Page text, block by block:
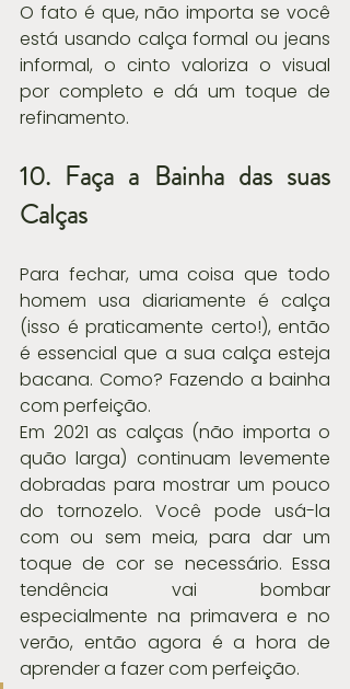
O fato é que, não importa se você
está usando calça formal ou jeans
informal, o cinto valoriza o visual
por completo e dá um toque de
refinamento.
10. Faça a Bainha das suas
Calças
Para fechar, uma coisa que todo
homem usa diariamente é calça
(isso é praticamente certo!), então
é essencial que a sua calça esteja
bacana. Como? Fazendo a bainha
com perfeição.
Em 2021 as calças (não importa o
quão larga) continuam levemente
dobradas para mostrar um pouco
do tornozelo. Você pode usá-la
com ou sem meia, para dar um
toque de cor se necessário. Essa
tendência vai bombar
especialmente na primavera e no
verão, então agora é a hora de
aprender a fazer com perfeição.